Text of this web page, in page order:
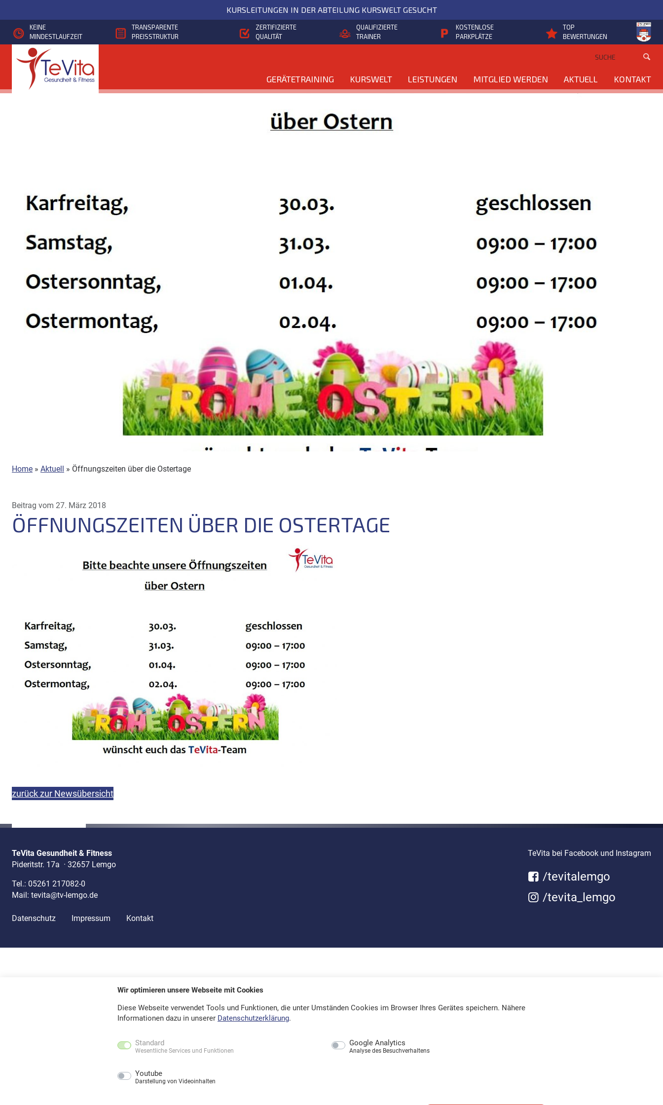
zum
Inhalt
KURSLEITUNGEN IN DER ABTEILUNG KURSWELT GESUCHT
KEINE
MINDESTLAUFZEIT
TRANSPARENTE
PREISSTRUKTUR
ZERTIFIZIERTE
QUALITÄT
QUALIFIZIERTE
TRAINER
KOSTENLOSE
PARKPLÄTZE
TOP
BEWERTUNGEN
GERÄTETRAINING KURSWELT LEISTUNGEN MITGLIED WERDEN AKTUELL KONTAKT
Home » Aktuell » Öffnungszeiten über die Ostertage
Beitrag vom 27. März 2018
ÖFFNUNGSZEITEN ÜBER DIE OSTERTAGE
zurück zur Newsübersicht
TeVita Gesundheit & Fitness
Pideritstr. 17a · 32657 Lemgo
Tel.: 05261 217082-0
Mail: tevita@tv-lemgo.de
Datenschutz Impressum Kontakt
TeVita bei Facebook und Instagram
/tevitalemgo
/tevita_lemgo
Wir optimieren unsere Webseite mit Cookies
Diese Webseite verwendet Tools und Funktionen, die unter Umständen Cookies im Browser Ihres Gerätes speichern. Nähere
Informationen dazu in unserer Datenschutzerklärung.
Standard
Wesentliche Services und Funktionen
Google Analytics
Analyse des Besuchverhaltens
Youtube
Darstellung von Videoinhalten